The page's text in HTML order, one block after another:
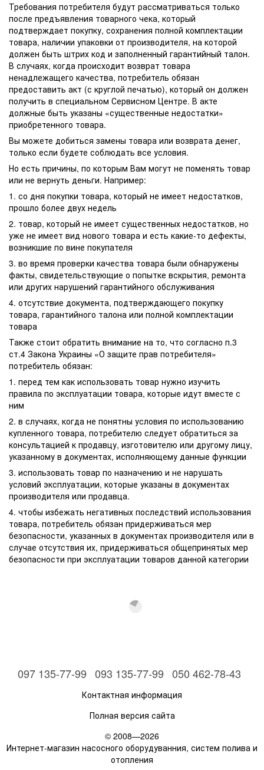
Требования потребителя будут рассматриваться только
после предъявления товарного чека, который
подтверждает покупку, сохранения полной комплектации
товара, наличии упаковки от производителя, на которой
должен быть штрих код и заполненный гарантийный талон.
В случаях, когда происходит возврат товара
ненадлежащего качества, потребитель обязан
предоставить акт (с круглой печатью), который он должен
получить в специальном Сервисном Центре. В акте
должные быть указаны «существенные недостатки»
приобретенного товара.
Вы можете добиться замены товара или возврата денег,
только если будете соблюдать все условия.
Но есть причины, по которым Вам могут не поменять товар
или не вернуть деньги. Например:
1. со дня покупки товара, который не имеет недостатков,
прошло более двух недель
2. товар, который не имеет существенных недостатков, но
уже не имеет вид нового товара и есть какие-то дефекты,
возникшие по вине покупателя
3. во время проверки качества товара были обнаружены
факты, свидетельствующие о попытке вскрытия, ремонта
или других нарушений гарантийного обслуживания
4. отсутствие документа, подтверждающего покупку
товара, гарантийного талона или полной комплектации
товара
Также стоит обратить внимание на то, что согласно п.3
ст.4 Закона Украины «О защите прав потребителя»
потребитель обязан:
1. перед тем как использовать товар нужно изучить
правила по эксплуатации товара, которые идут вместе с
ним
2. в случаях, когда не понятны условия по использованию
купленного товара, потребителю следует обратиться за
консультацией к продавцу, изготовителю или другому лицу,
указанному в документах, исполняющему данные функции
3. использовать товар по назначению и не нарушать
условий эксплуатации, которые указаны в документах
производителя или продавца.
4. чтобы избежать негативных последствий использования
товара, потребитель обязан придерживаться мер
безопасности, указанных в документах производителя или в
случае отсутствия их, придерживаться общепринятых мер
безопасности при эксплуатации товаров данной категории
097 135-77-99 093 135-77-99 050 462-78-43
Контактная информация
Полная версия сайта
© 2008—2026
Интернет-магазин насосного оборудуванния, систем полива и
отопления